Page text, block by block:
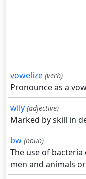
vowelize (verb)
Pronounce as a
wily (adjective)
Marked by skill in
bw (noun)
The use of
men and animals